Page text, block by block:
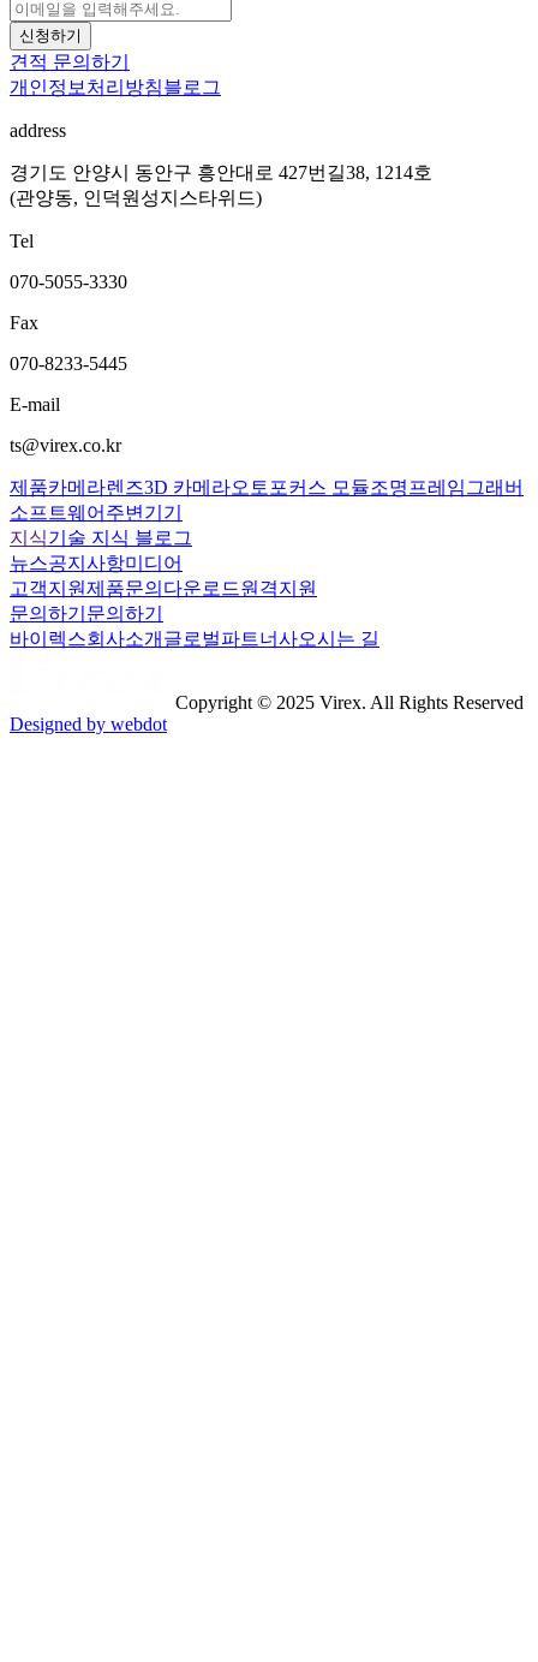
신청하기
견적 문의하기
개인정보처리방침블로그
address
경기도 안양시 동안구 흥안대로 427번길38, 1214호
(관양동, 인덕원성지스타위드)
Tel
070-5055-3330
Fax
070-8233-5445
E-mail
ts@virex.co.kr
제품카메라렌즈3D 카메라오토포커스 모듈조명 프레임그래버
소프트웨어 주변기기
지식기술 지식 블로그
뉴스공지사항미디어
고객지원제품문의 다운로드원격지원
문의하기 문의하기
바이렉스회사소개 글로벌파트너사오시는 길
Copyright © 2025 Virex. All Rights Reserved
Designed by webdot